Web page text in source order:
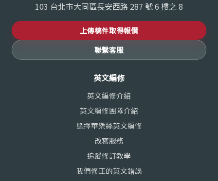
103 台北市大同區長安西路 287 號 6 樓之 8
上傳稿件取得報價
聯繫客服
英文編修
英文編修介紹
英文編修團隊介紹
選擇華樂絲英文編修
改寫服務
追蹤修訂教學
我們修正的英文錯誤